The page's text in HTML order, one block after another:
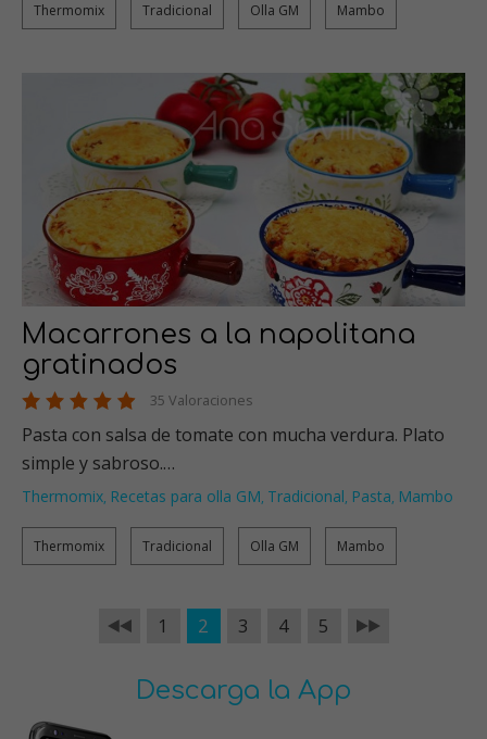
Thermomix Tradicional Olla GM Mambo
Macarrones a la napolitana
gratinados
35 Valoraciones
Pasta con salsa de tomate con mucha verdura. Plato
simple y sabroso.…
Thermomix, Recetas para olla GM, Tradicional, Pasta, Mambo
Thermomix Tradicional Olla GM Mambo
1 2 3 4 5
Descarga la App